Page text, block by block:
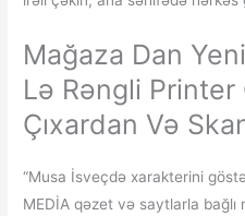
Mağaza Dan
Lə Rəngli
Çıxardan Və
“Musa İsveçdə xarakterini
MEDİA qəzet və saytlarla